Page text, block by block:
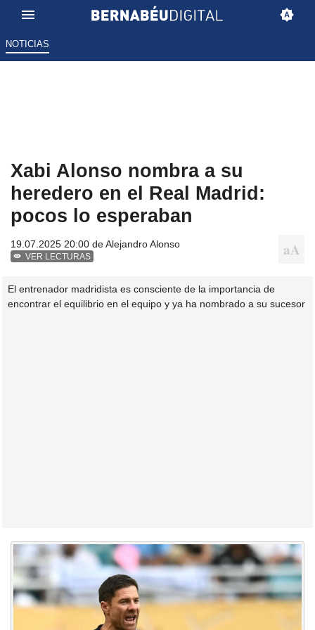
NOTICIAS
Xabi Alonso nombra a su
heredero en el Real Madrid:
pocos lo esperaban
19.07.2025 20:00 deAlejandro Alonso
VER LECTURAS
El entrenador madridista es consciente de la importancia de
encontrar el equilibrio en el equipo y ya ha nombrado a su sucesor